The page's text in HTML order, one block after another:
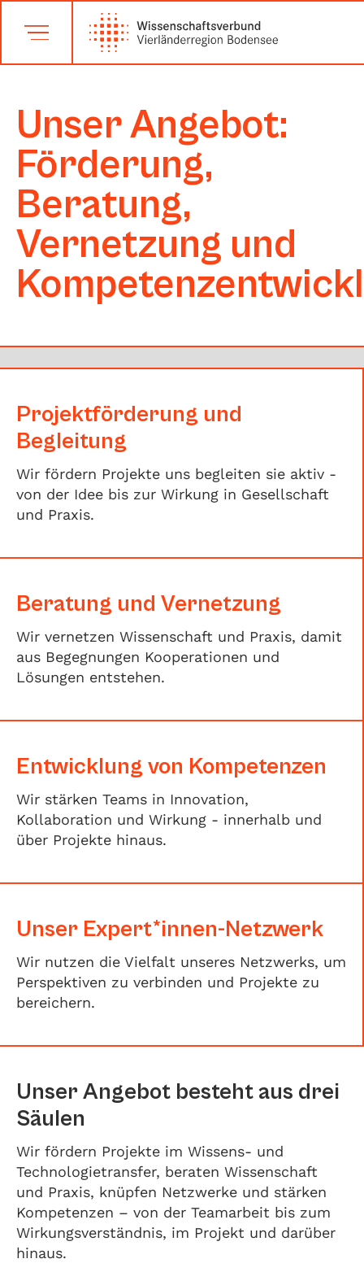
Unser Angebot:
Förderung,
Beratung,
Vernetzung und
Projektförderung und
Begleitung
Wir fördern Projekte uns begleiten sie aktiv -
von der Idee bis zur Wirkung in Gesellschaft
und Praxis.
Beratung und Vernetzung
Wir vernetzen Wissenschaft und Praxis, damit
aus Begegnungen Kooperationen und
Lösungen entstehen.
Entwicklung von Kompetenzen
Wir stärken Teams in Innovation,
Kollaboration und Wirkung - innerhalb und
über Projekte hinaus.
Unser Expert*innen-Netzwerk
Wir nutzen die Vielfalt unseres Netzwerks, um
Perspektiven zu verbinden und Projekte zu
bereichern.
Unser Angebot besteht aus drei
Säulen
Wir fördern Projekte im Wissens- und
Technologietransfer, beraten Wissenschaft
und Praxis, knüpfen Netzwerke und stärken
Kompetenzen – von der Teamarbeit bis zum
Wirkungsverständnis, im Projekt und darüber
hinaus.